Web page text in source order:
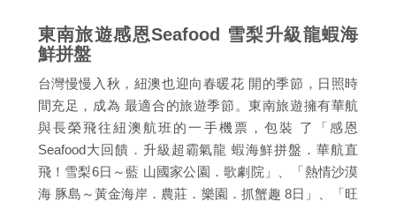
東南旅遊感恩Seafood 雪梨升級龍蝦海
鮮拼盤
台灣慢慢入秋，紐澳也迎向春暖花 開的季節，日照時
間充足，成為 最適合的旅遊季節。東南旅遊擁有華航
與長榮飛往紐澳航班的一手機票，包裝 了「感恩
Seafood大回饋．升級超霸氣龍 蝦海鮮拼盤．華航直
飛！雪梨6日～藍 山國家公園．歌劇院」、「熱情沙漠
海 豚島～黃金海岸．農莊．樂園．抓蟹趣 8日」、「旺